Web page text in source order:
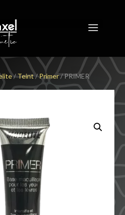
/Teint/Primer/ PRIMER